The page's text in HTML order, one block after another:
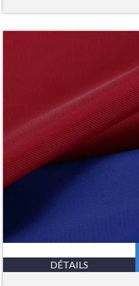
DÉTAILS